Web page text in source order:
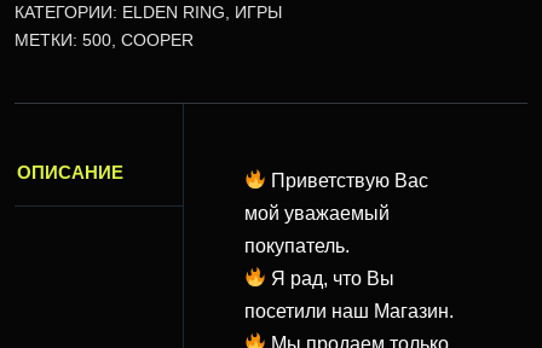
КАТЕГОРИИ: ELDEN RING
ИГРЫ
МЕТКИ: 500 COOPER
ОПИСАНИЕ
Приветствую Вас
мой уважаемый
покупатель.
Я рад, что Вы
посетили наш Магазин.
Мы продаем только